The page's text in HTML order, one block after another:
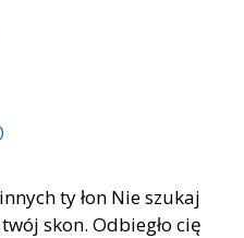
ty łon Nie szukaj
skon. Odbiegło cię